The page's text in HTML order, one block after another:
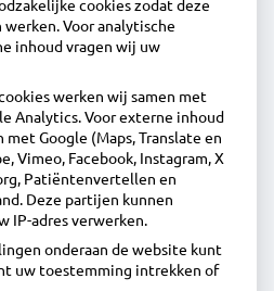
1135GP Edam
cookies zodat deze
Voor analytische
inhoud vragen wij uw
werken wij samen met
Analytics. Voor externe inhoud
Google (Maps, Translate en
Vimeo, Facebook, Instagram, X
Patiëntenvertellen en
Deze partijen kunnen
IP-adres verwerken.
onderaan de website kunt
uw toestemming intrekken of